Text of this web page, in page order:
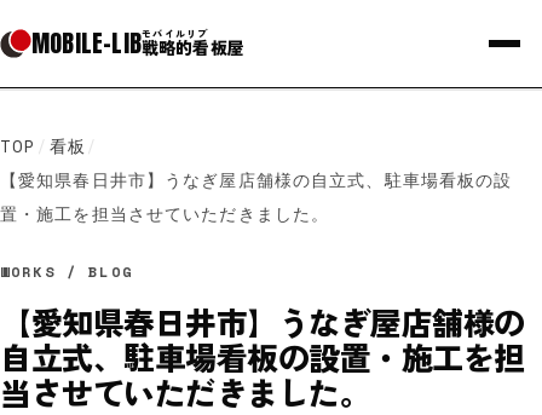
MOBILE-LIBモバイルリブ
戦略的看板屋
TOP / 看板 /
【愛知県春日井市】うなぎ屋店舗様の自立式、駐車場看板の設
置・施工を担当させていただきました。
WORKS / BLOG
【愛知県春日井市】うなぎ屋店舗様の
自立式、駐車場看板の設置・施工を担
当させていただきました。